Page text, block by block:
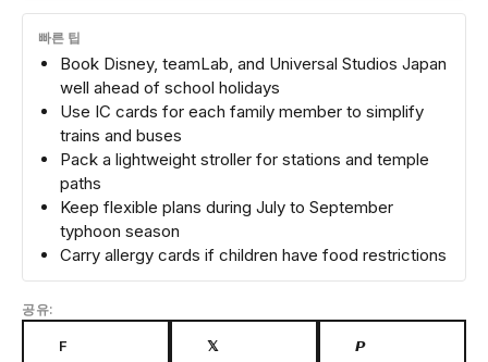
빠른 팁
Book Disney, teamLab, and Universal Studios Japan
well ahead of school holidays
Use IC cards for each family member to simplify
trains and buses
Pack a lightweight stroller for stations and temple
paths
Keep flexible plans during July to September
typhoon season
Carry allergy cards if children have food restrictions
공유:
F 𝕏 𝙋